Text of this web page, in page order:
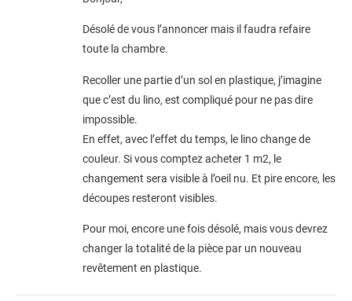
Désolé de vous l’annoncer mais il faudra refaire
toute la chambre.
Recoller une partie d’un sol en plastique, j’imagine
que c’est du lino, est compliqué pour ne pas dire
impossible.
En effet, avec l’effet du temps, le lino change de
couleur. Si vous comptez acheter 1 m2, le
changement sera visible à l’oeil nu. Et pire encore, les
découpes resteront visibles.
Pour moi, encore une fois désolé, mais vous devrez
changer la totalité de la pièce par un nouveau
revêtement en plastique.